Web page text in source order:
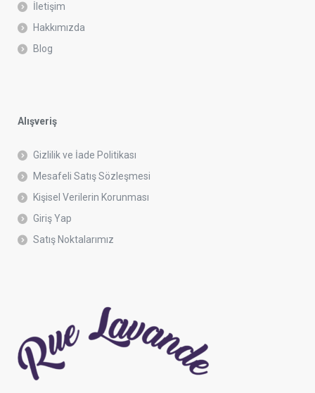
İletişim
Hakkımızda
Blog
Alışveriş
Gizlilik ve İade Politikası
Mesafeli Satış Sözleşmesi
Kişisel Verilerin Korunması
Giriş Yap
Satış Noktalarımız